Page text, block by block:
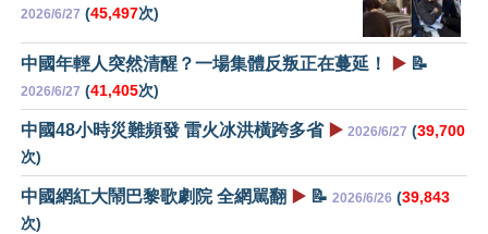
2026/6/27 (45,497次)
中國年輕人突然清醒？一場集體反叛正在蔓延！ ▶️ 📝
2026/6/27 (41,405次)
中國48小時災難頻發 雷火冰洪橫跨多省 ▶️ 2026/6/27 (39,700
次)
中國網紅大鬧巴黎歌劇院 全網駡翻 ▶️ 📝 2026/6/26 (39,843
次)